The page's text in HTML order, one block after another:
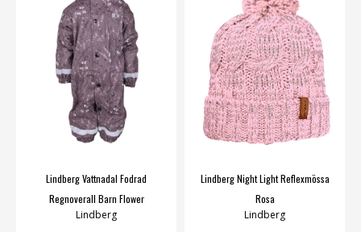
Lindberg Vattnadal Fodrad
Regnoverall Barn Flower
Lindberg
Lindberg Night Light Reflexmössa
Rosa
Lindberg